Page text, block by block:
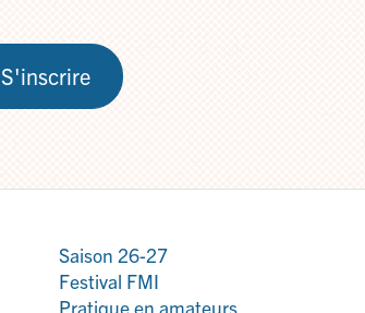
S'inscrire
Saison 26-27
Festival FMI
Pratique en amateurs